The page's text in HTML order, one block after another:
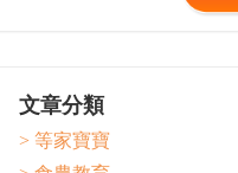
文章分類
> 等家寶寶